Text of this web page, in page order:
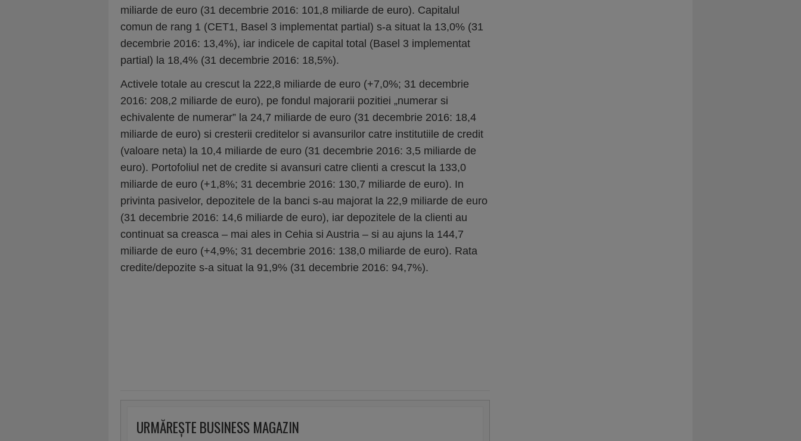
miliarde de euro (31 decembrie 2016: 101,8 miliarde de euro). Capitalul
comun de rang 1 (CET1, Basel 3 implementat partial) s-a situat la 13,0% (31
decembrie 2016: 13,4%), iar indicele de capital total (Basel 3 implementat
partial) la 18,4% (31 decembrie 2016: 18,5%).
Activele totale au crescut la 222,8 miliarde de euro (+7,0%; 31 decembrie
2016: 208,2 miliarde de euro), pe fondul majorarii pozitiei „numerar si
echivalente de numerar” la 24,7 miliarde de euro (31 decembrie 2016: 18,4
miliarde de euro) si cresterii creditelor si avansurilor catre institutiile de credit
(valoare neta) la 10,4 miliarde de euro (31 decembrie 2016: 3,5 miliarde de
euro). Portofoliul net de credite si avansuri catre clienti a crescut la 133,0
miliarde de euro (+1,8%; 31 decembrie 2016: 130,7 miliarde de euro). In
privinta pasivelor, depozitele de la banci s-au majorat la 22,9 miliarde de euro
(31 decembrie 2016: 14,6 miliarde de euro), iar depozitele de la clienti au
continuat sa creasca – mai ales in Cehia si Austria – si au ajuns la 144,7
miliarde de euro (+4,9%; 31 decembrie 2016: 138,0 miliarde de euro). Rata
credite/depozite s-a situat la 91,9% (31 decembrie 2016: 94,7%).
URMĂREȘTE BUSINESS MAGAZIN